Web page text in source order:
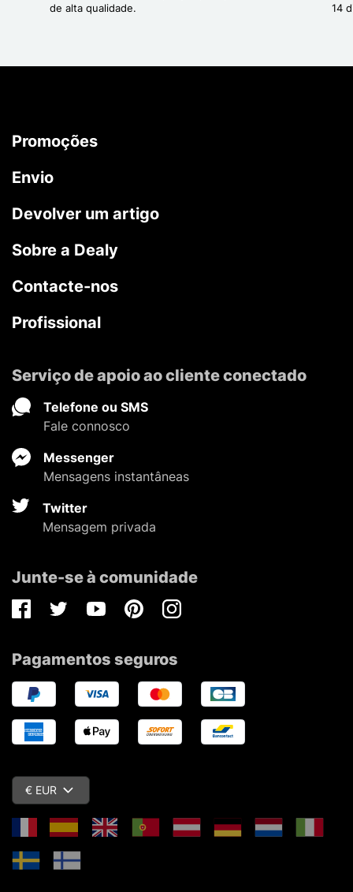
de alta qualidade.
14
Promoções
Envio
Devolver um artigo
Sobre a Dealy
Contacte-nos
Profissional
Serviço de apoio ao cliente conectado
Telefone ou SMS
Fale connosco
Messenger
Mensagens instantâneas
Twitter
Mensagem privada
Junte-se à comunidade
FacebookTwitterYoutubePinterestInstagram
Pagamentos seguros
€ EUR